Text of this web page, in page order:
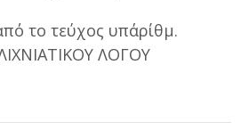
το τεύχος υπ΄αρίθμ.
ΛΟΓΟΥ